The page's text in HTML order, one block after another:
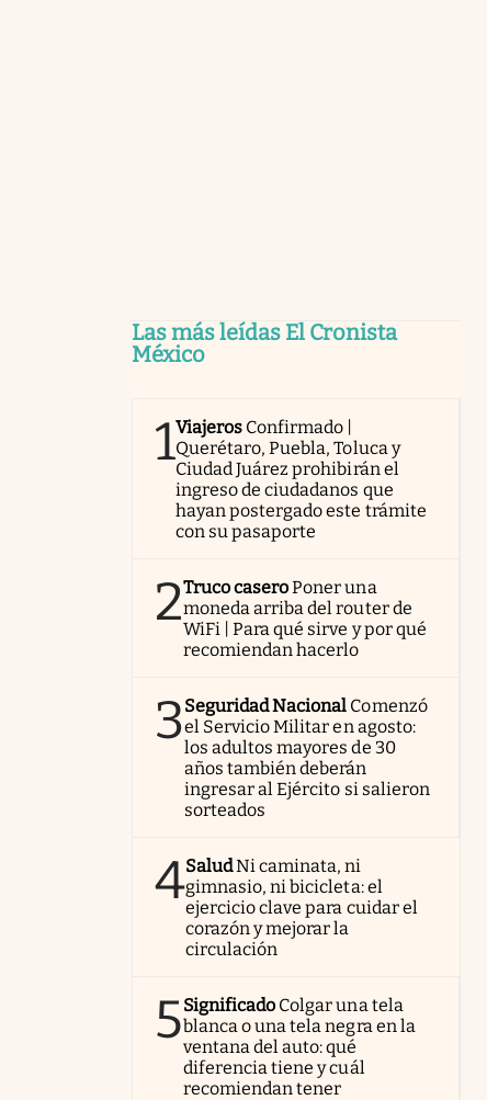
Las más leídas El Cronista
México
1Viajeros Confirmado |
Querétaro, Puebla, Toluca y
Ciudad Juárez prohibirán el
ingreso de ciudadanos que
hayan postergado este trámite
con su pasaporte
2Truco caseroPoner una
moneda arriba del router de
WiFi | Para qué sirve y por qué
recomiendan hacerlo
3Seguridad Nacional Comenzó
el Servicio Militar en agosto:
los adultos mayores de 30
años también deberán
ingresar al Ejército si salieron
sorteados
4SaludNi caminata, ni
gimnasio, ni bicicleta: el
ejercicio clave para cuidar el
corazón y mejorar la
circulación
5Significado Colgar una tela
blanca o una tela negra en la
ventana del auto: qué
diferencia tiene y cuál
recomiendan tener